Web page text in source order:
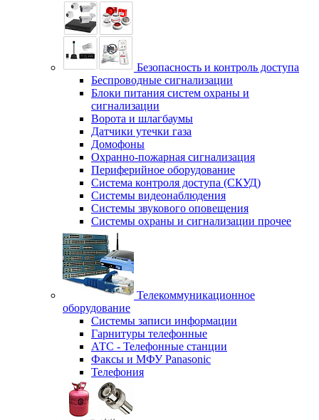
Безопасность и контроль доступа
Беспроводные сигнализации
Блоки питания систем охраны и
сигнализации
Ворота и шлагбаумы
Датчики утечки газа
Домофоны
Охранно-пожарная сигнализация
Периферийное оборудование
Система контроля доступа (СКУД)
Системы видеонаблюдения
Системы звукового оповещения
Системы охраны и сигнализации прочее
Телекоммуникационное
оборудование
Системы записи информации
Гарнитуры телефонные
АТС - Телефонные станции
Факсы и МФУ Panasonic
Телефония